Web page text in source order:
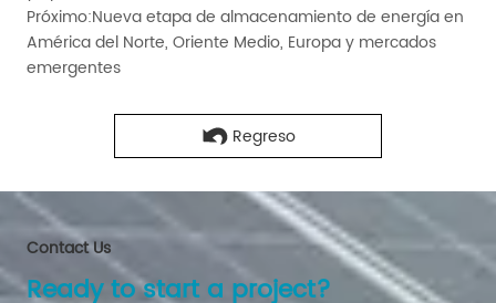
Próximo:Nueva etapa de almacenamiento de energía en
América del Norte, Oriente Medio, Europa y mercados
emergentes
Regreso
Contact Us
Ready to start a project?